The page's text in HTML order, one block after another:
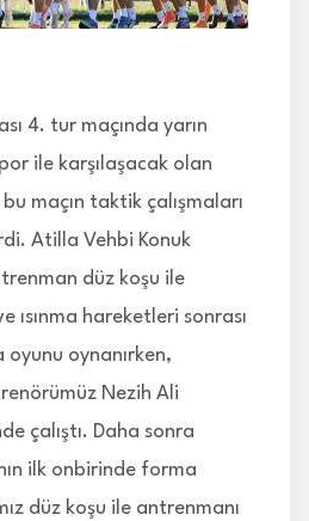
4. tur maçında yarın
ile karşılaşacak olan
maçın taktik çalışmaları
Atilla Vehbi Konuk
düz koşu ile
ısınma hareketleri sonrası
oynanırken,
Nezih Ali
çalıştı. Daha sonra
ilk onbirinde forma
düz koşu ile antrenmanı